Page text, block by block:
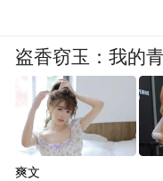
盗香窃玉：我的
爽文